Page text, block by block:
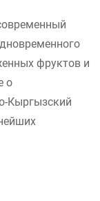
фруктов и
о
Кыргызский